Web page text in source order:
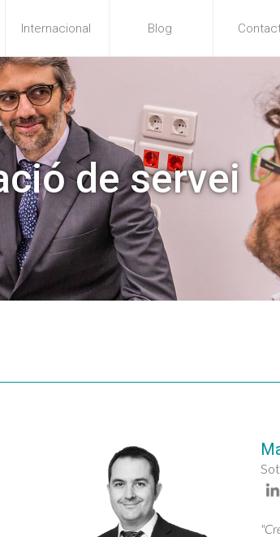
Internacional Blog
de servei